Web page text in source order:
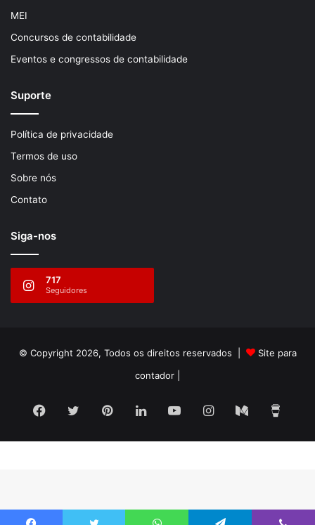
MEI
Concursos de contabilidade
Eventos e congressos de contabilidade
Suporte
Política de privacidade
Termos de uso
Sobre nós
Contato
Siga-nos
717
Seguidores
© Copyright 2026, Todos os direitos reservados |
Site para
contador